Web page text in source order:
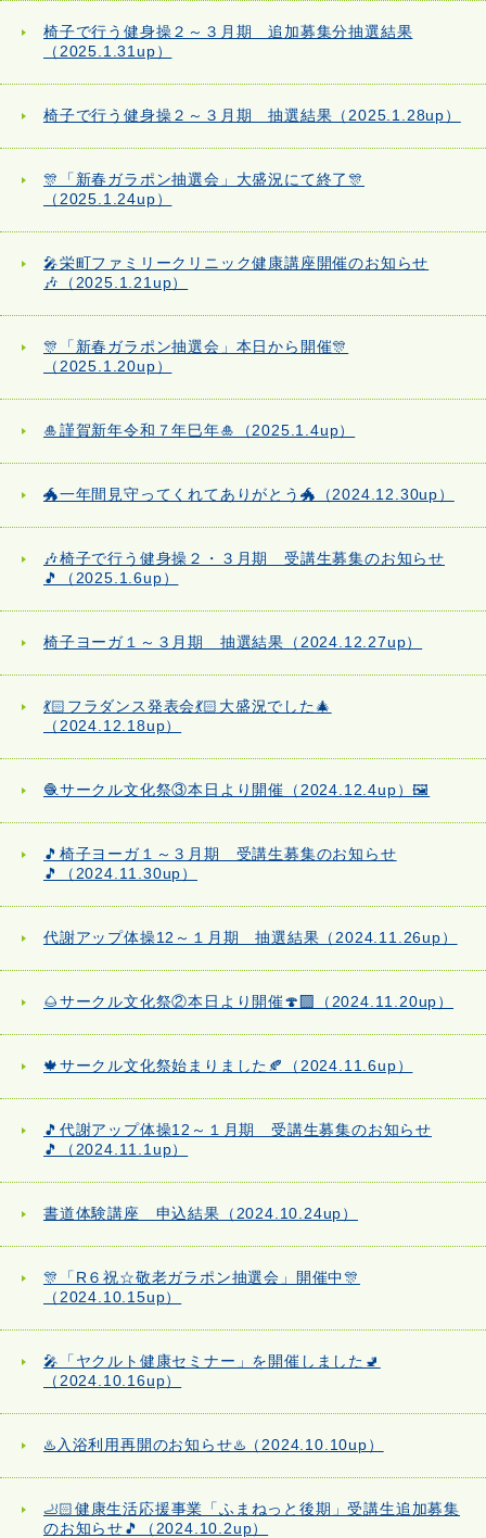
椅子で行う健身操２～３月期 追加募集分抽選結果
（2025.1.31up）
椅子で行う健身操２～３月期 抽選結果（2025.1.28up）
🎊「新春ガラポン抽選会」大盛況にて終了🎊
（2025.1.24up）
🎤栄町ファミリークリニック健康講座開催のお知らせ
🎶（2025.1.21up）
🎊「新春ガラポン抽選会」本日から開催🎊
（2025.1.20up）
🎍謹賀新年令和７年巳年🎍（2025.1.4up）
🐲一年間見守ってくれてありがとう🐲（2024.12.30up）
🎶椅子で行う健身操２・３月期 受講生募集のお知らせ
🎵（2025.1.6up）
椅子ヨーガ１～３月期 抽選結果（2024.12.27up）
💃🏻フラダンス発表会💃🏻大盛況でした🎄
（2024.12.18up）
🧶サークル文化祭③本日より開催（2024.12.4up）🖼️
🎵椅子ヨーガ１～３月期 受講生募集のお知らせ
🎵（2024.11.30up）
代謝アップ体操12～１月期 抽選結果（2024.11.26up）
🌰サークル文化祭②本日より開催🍄‍🟫（2024.11.20up）
🍁サークル文化祭始まりました🍂（2024.11.6up）
🎵代謝アップ体操12～１月期 受講生募集のお知らせ
🎵（2024.11.1up）
書道体験講座 申込結果（2024.10.24up）
🎊「R６祝☆敬老ガラポン抽選会」開催中🎊
（2024.10.15up）
🎤「ヤクルト健康セミナー」を開催しました🚽
（2024.10.16up）
♨️入浴利用再開のお知らせ♨️（2024.10.10up）
🦶🏻健康生活応援事業「ふまねっと後期」受講生追加募集
のお知らせ🎵（2024.10.2up）